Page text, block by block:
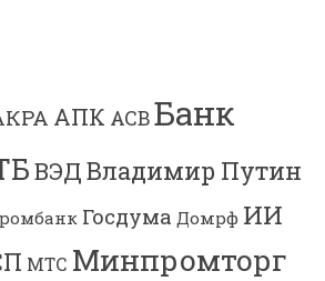
АПК АСВБанк
ВЭДВладимир Путин
Госдума Домрф ИИ
МТС Минпромторг